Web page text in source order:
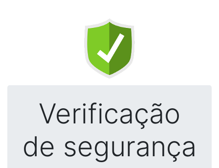
Verificação
de segurança